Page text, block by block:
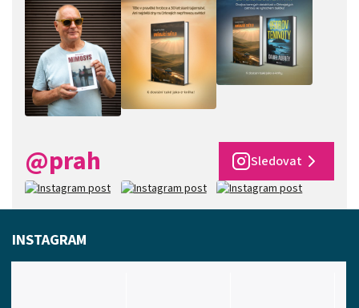
@prah Sledovat
INSTAGRAM